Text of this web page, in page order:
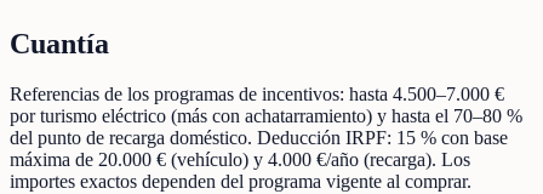
Cuantía
Referencias de los programas de incentivos: hasta 4.500–7.000 €
por turismo eléctrico (más con achatarramiento) y hasta el 70–80 %
del punto de recarga doméstico. Deducción IRPF: 15 % con base
máxima de 20.000 € (vehículo) y 4.000 €/año (recarga). Los
importes exactos dependen del programa vigente al comprar.